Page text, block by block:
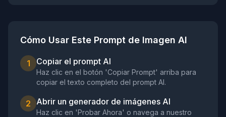
Cómo Usar Este Prompt de Imagen AI
1 Copiar el prompt AI
Haz clic en el botón 'Copiar Prompt' arriba para
copiar el texto completo del prompt AI.
2 Abrir un generador de imágenes AI
Haz clic en 'Probar Ahora' o navega a nuestro